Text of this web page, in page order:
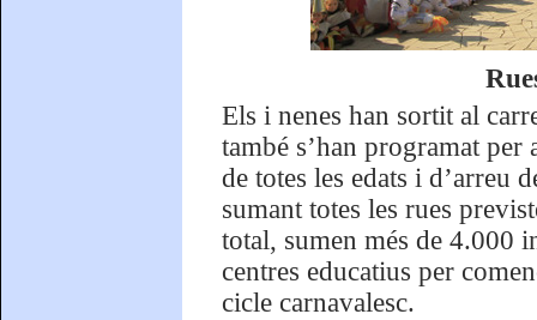
Els i nenes han sortit al
també s’han programat
de totes les edats i d’arreu
sumant totes les rues
total, sumen més de 4.000
centres educatius per
cicle carnavalesc.